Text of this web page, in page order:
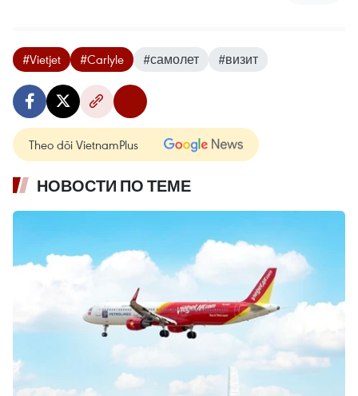
#Vietjet #Carlyle #самолет #визит
Theo dõi VietnamPlus
НОВОСТИ ПО ТЕМЕ